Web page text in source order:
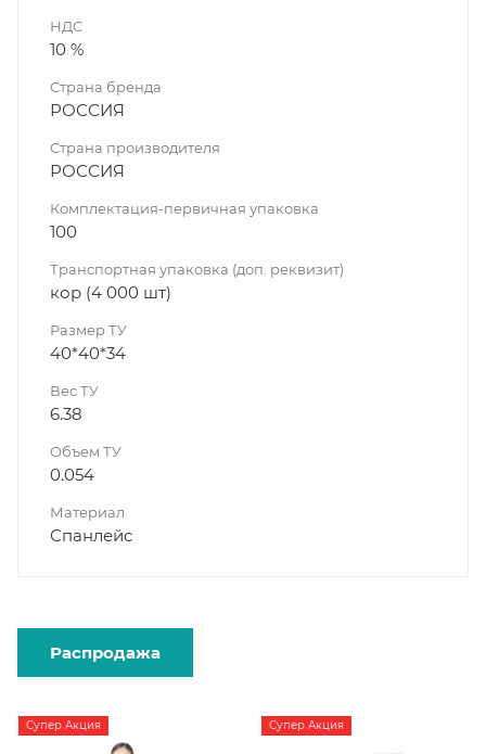
НДС
10 %
Страна бренда
РОССИЯ
Страна производителя
РОССИЯ
Комплектация-первичная упаковка
100
Транспортная упаковка (доп. реквизит)
кор (4 000 шт)
Размер ТУ
40*40*34
Вес ТУ
6.38
Объем ТУ
0.054
Материал
Спанлейс
Распродажа
Супер Акция Супер Акция